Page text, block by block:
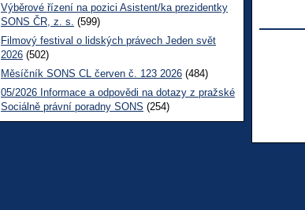
Výběrové řízení na pozici Asistent/ka prezidentky
SONS ČR, z. s. (599)
Filmový festival o lidských právech Jeden svět
2026 (502)
Měsíčník SONS CL červen č. 123 2026 (484)
05/2026 Informace a odpovědi na dotazy z pražské
Sociálně právní poradny SONS (254)